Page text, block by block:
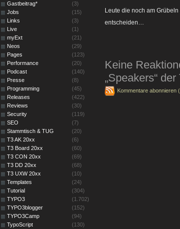
Leute die noch am
entscheiden…
Keine
„Speakers“
Kommentare abonnieren
Gastbeitrag*
(3)
Jobs
(15)
Links
(3)
Live
(1)
myExt
(21)
Neos
(29)
Pages
(123)
Performance
(20)
Podcast
(140)
Presse
(8)
Programming
(45)
Releases
(422)
Reviews
(30)
Security
(119)
SEO
(7)
Stammtisch & TUG
(20)
T3 AK 20xx
(6)
T3 Board 20xx
(60)
T3 CON 20xx
(69)
T3 DD 20xx
(68)
T3 UXW 20xx
(10)
Templates
(24)
Tutorial
(304)
TYPO3
(1.702)
TYPO3blogger
(152)
TYPO3Camp
(94)
TypoScript
(130)